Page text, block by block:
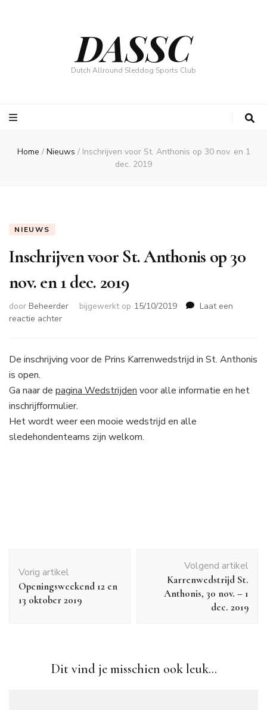
DASSC
Dutch Allround Sleddog Sports Club
Home / Nieuws / Inschrijven voor St. Anthonis op 30 nov. en 1
dec. 2019
NIEUWS
Inschrijven voor St. Anthonis op 30
nov. en 1 dec. 2019
door Beheerder bijgewerkt op 15/10/2019
Laat een
reactie achterop
St.
Anthonis
30
nov.
en
dec.
De inschrijving voor de Prins Karrenwedstrijd in St. Anthonis
is open.
Ga naar de pagina Wedstrijden voor alle informatie en het
inschrijfformulier.
Het wordt weer een mooie wedstrijd en alle
sledehondenteams zijn welkom.
navigatie
Vorig artikel
Openingsweekend 12 en
13 oktober 2019
Volgend artikel
Karrenwedstrijd St.
Anthonis, 30 nov. – 1
dec. 2019
Dit vind je misschien ook leuk...